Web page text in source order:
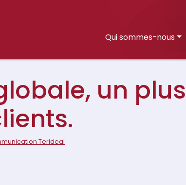
Qui sommes-nous
un plus
Terideal